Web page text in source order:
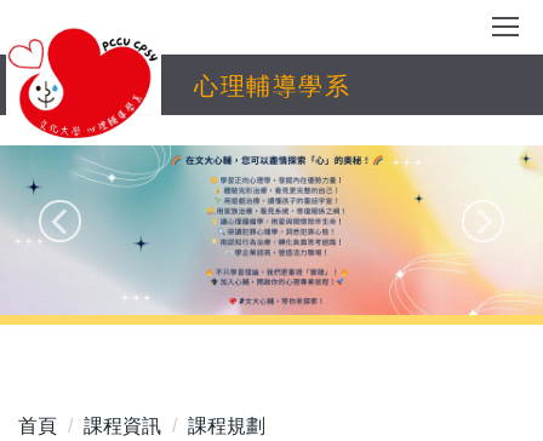
到
主
要
區
心理輔導學系
首頁 課程資訊 課程規劃